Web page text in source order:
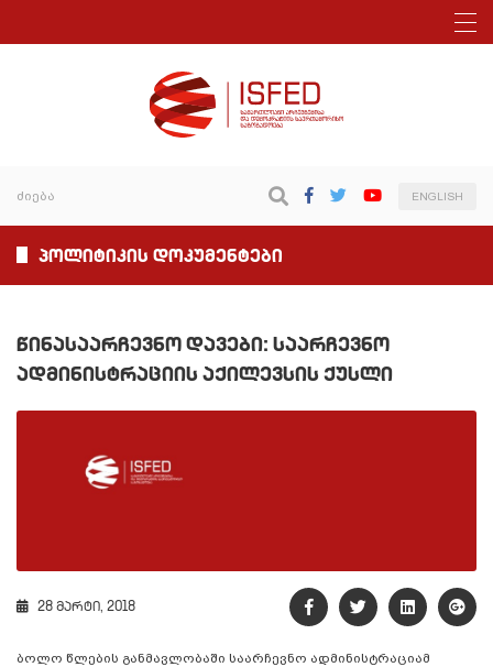
ENGLISH
პოლიტიკის დოკუმენტები
წინასაარჩევნო დავები: საარჩევნო
ადმინისტრაციის აქილევსის ქუსლი
28 მარტი, 2018
ბოლო წლების განმავლობაში საარჩევნო ადმინისტრაციამ